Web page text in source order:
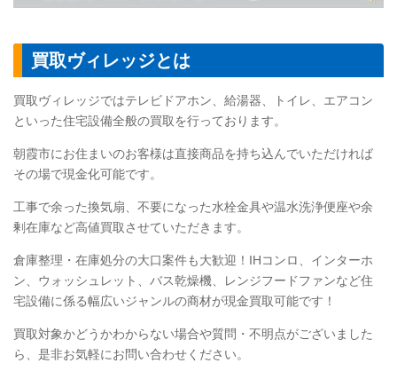
買取ヴィレッジとは
買取ヴィレッジではテレビドアホン、給湯器、トイレ、エアコン
といった住宅設備全般の買取を行っております。
朝霞市にお住まいのお客様は直接商品を持ち込んでいただければ
その場で現金化可能です。
工事で余った換気扇、不要になった水栓金具や温水洗浄便座や余
剰在庫など高値買取させていただきます。
倉庫整理・在庫処分の大口案件も大歓迎！IHコンロ、インターホ
ン、ウォッシュレット、バス乾燥機、レンジフードファンなど住
宅設備に係る幅広いジャンルの商材が現金買取可能です！
買取対象かどうかわからない場合や質問・不明点がございました
ら、是非お気軽にお問い合わせください。